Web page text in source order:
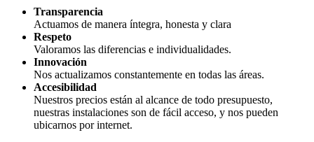
Transparencia
Actuamos de manera íntegra, honesta y clara
Respeto
Valoramos las diferencias e individualidades.
Innovación
Nos actualizamos constantemente en todas las áreas.
Accesibilidad
Nuestros precios están al alcance de todo presupuesto,
nuestras instalaciones son de fácil acceso, y nos pueden
ubicarnos por internet.